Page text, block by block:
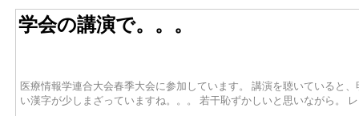
学会の講演で。。。
医療情報学連合大会春季大会に参加しています。 講演を聴いていると
い漢字が少しまざっていますね。。。 若干恥ずかしいと思いながら。